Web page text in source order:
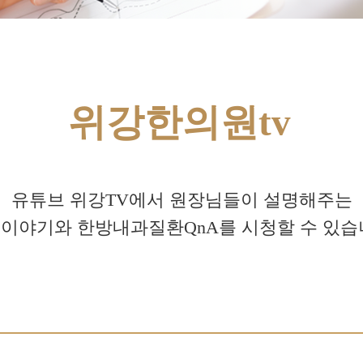
위강한의원tv
유튜브 위강TV에서 원장님들이 설명해주는
야기와 한방내과질환QnA를 시청할 수 있습